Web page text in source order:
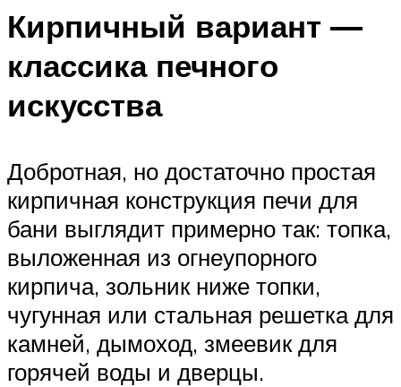
Кирпичный вариант —
классика печного
искусства
Добротная, но достаточно простая
кирпичная конструкция печи для
бани выглядит примерно так: топка,
выложенная из огнеупорного
кирпича, зольник ниже топки,
чугунная или стальная решетка для
камней, дымоход, змеевик для
горячей воды и дверцы.